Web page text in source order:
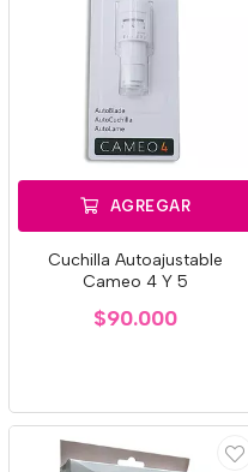
AGREGAR
Cuchilla Autoajustable
Cameo 4 Y 5
$90.000